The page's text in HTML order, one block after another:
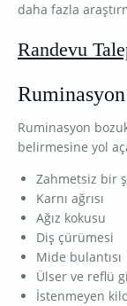
daha fazla
Randevu
Ruminasyon
belirmesine yol
Zahmetsiz bir
Karnı ağrısı
Ağız kokusu
Diş çürümesi
Mide bulantısı
Ülser ve reflü
İstenmeyen